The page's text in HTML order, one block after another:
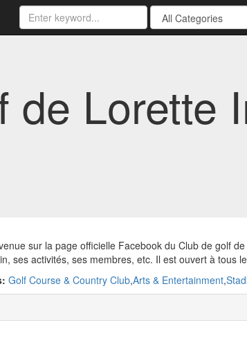
de Lorette
sur la page officielle Facebook du Club de golf
ses activités, ses membres, etc. Il est ouvert à tous
Golf Course & Country Club,Arts & Entertainment,